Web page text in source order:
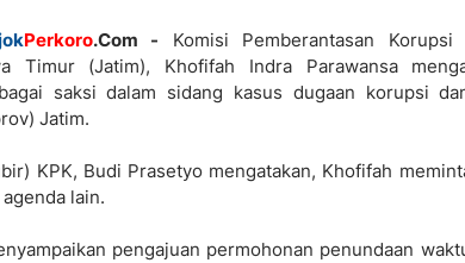
Perkoro.Com - Komisi Pemberantasan Korupsi
Timur (Jatim), Khofifah Indra Parawansa
saksi dalam sidang kasus dugaan korupsi
Jatim.
KPK, Budi Prasetyo mengatakan, Khofifah
lain.
pengajuan permohonan penundaan